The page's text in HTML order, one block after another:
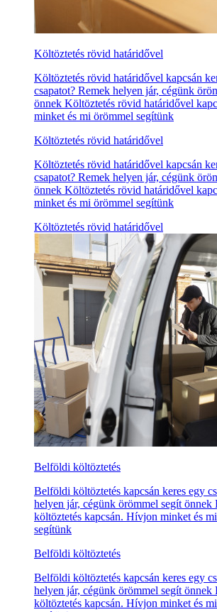
Költöztetés rövid határidővel
Költöztetés rövid határidővel kapcsán
csapatot? Remek helyen jár, cégünk
önnek Költöztetés rövid határidővel
minket és mi örömmel segítünk
Költöztetés rövid határidővel
Költöztetés rövid határidővel kapcsán
csapatot? Remek helyen jár, cégünk
önnek Költöztetés rövid határidővel
minket és mi örömmel segítünk
Költöztetés rövid határidővel
Belföldi költöztetés
Belföldi költöztetés kapcsán keres egy
helyen jár, cégünk örömmel segít önnek
költöztetés kapcsán. Hívjon minket és
segítünk
Belföldi költöztetés
Belföldi költöztetés kapcsán keres egy
helyen jár, cégünk örömmel segít önnek
költöztetés kapcsán. Hívjon minket és